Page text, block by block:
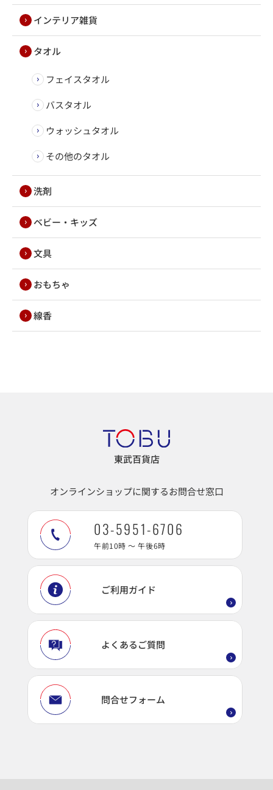
インテリア雑貨
タオル
フェイスタオル
バスタオル
ウォッシュタオル
その他のタオル
洗剤
ベビー・キッズ
文具
おもちゃ
線香
東武百貨店
オンラインショップに関するお問合せ窓口
03-5951-6706
午前10時 ～ 午後6時
ご利用ガイド
よくあるご質問
問合せフォーム